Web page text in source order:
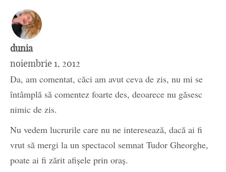
dunia
noiembrie 1, 2012
Da, am comentat, căci am avut ceva de zis, nu mi se
întâmplă să comentez foarte des, deoarece nu găsesc
nimic de zis.
Nu vedem lucrurile care nu ne interesează, dacă ai fi
vrut să mergi la un spectacol semnat Tudor Gheorghe,
poate ai fi zărit afișele prin oraș.